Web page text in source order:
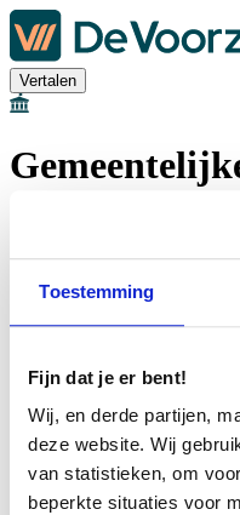
Toestemming
Fijn dat je er bent!
Wij, en derde partijen,
deze website. Wij
van statistieken, om
beperkte situaties voor
Vertalen
Privacyverklaring en Proclaimer